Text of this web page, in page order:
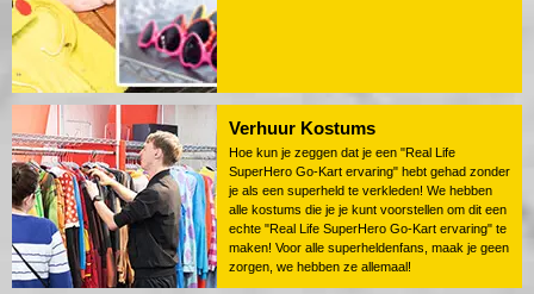
Verhuur Kostums
Hoe kun je zeggen dat je een "Real Life
SuperHero Go-Kart ervaring" hebt gehad zonder
je als een superheld te verkleden! We hebben
alle kostums die je je kunt voorstellen om dit een
echte "Real Life SuperHero Go-Kart ervaring" te
maken! Voor alle superheldenfans, maak je geen
zorgen, we hebben ze allemaal!